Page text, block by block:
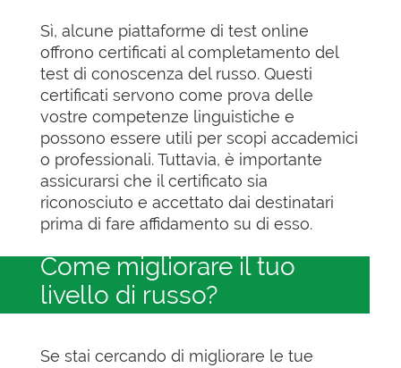
Sì, alcune piattaforme di test online
offrono certificati al completamento del
test di conoscenza del russo. Questi
certificati servono come prova delle
vostre competenze linguistiche e
possono essere utili per scopi accademici
o professionali. Tuttavia, è importante
assicurarsi che il certificato sia
riconosciuto e accettato dai destinatari
prima di fare affidamento su di esso.
Come migliorare il tuo
livello di russo?
Se stai cercando di migliorare le tue